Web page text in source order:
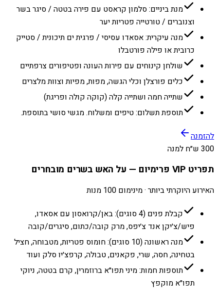
מנת ביניים: סלמון קראסט עם פירה בטטה / סיגר בשר
וצנוברים / טורטייה פטריות יער
מנה עיקרית: אסאדו עסיסי / פרגית ים תיכונית / סטייק
כרובית או פילה פורטבלו
שולחן קינוחים עם פירות העונה ופטיפורים צרפתיים
כלים פורצלן וכלי הגשה, מפות, מפיות וצוות מלצרים
שתייה חמה ושתייה קלה (קוקה קולה ופריגת)
תוספת תשלום: טיפים ומשלוח. מגשי סושי בתוספת.
להזמנה
300 ש״ח למנה
תפריט VIP פרימיום — על האש בשרים מובחרים
האירוע היוקרתי ביותר · מינימום 100 מנות
קבלת פנים (4 סוגים): באן/קרואסון עם אסאדו,
פיש/צ׳יקן אנד צ׳יפס, מרק קובה/כתום, סיגרים/קובה
מנה ראשונה (10 סוגים): חומוס פטריות, מטבוחה, חציל
בטחינה, חסה, שרי, פקאנים, טבולה, קרפצ׳יו סלק ועוד
תוספות חמות: מיני תפו״א ברוזמרין, קרם בטטה, ניוקי
תפו״א מוקפץ